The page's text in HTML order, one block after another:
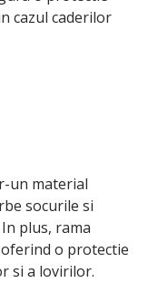
cazul caderilor
un material
socurile si
plus, rama
o protectie
si a lovirilor.